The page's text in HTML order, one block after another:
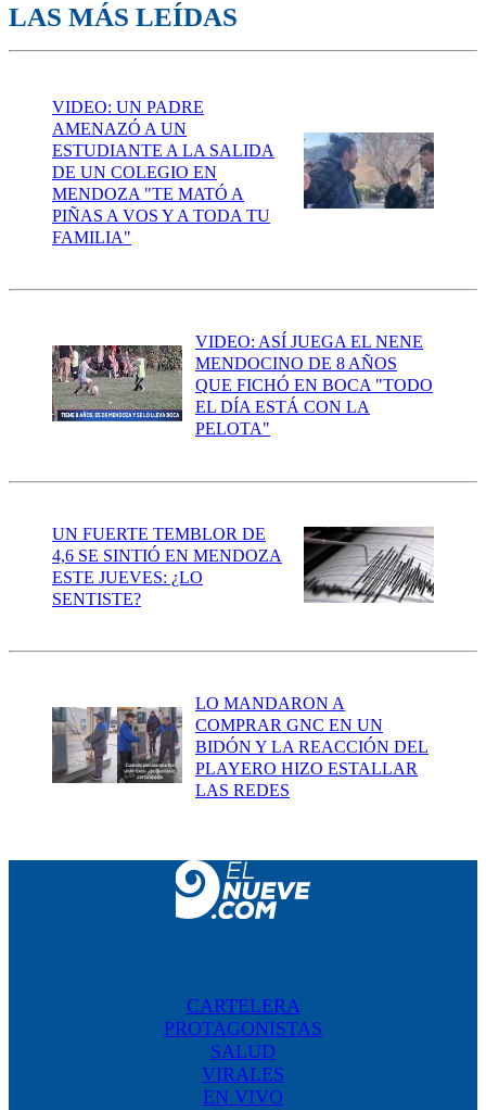
LAS MÁS LEÍDAS
VIDEO: UN PADRE
AMENAZÓ A UN
ESTUDIANTE A LA SALIDA
DE UN COLEGIO EN
MENDOZA "TE MATÓ A
PIÑAS A VOS Y A TODA TU
FAMILIA"
VIDEO: ASÍ JUEGA EL NENE
MENDOCINO DE 8 AÑOS
QUE FICHÓ EN BOCA "TODO
EL DÍA ESTÁ CON LA
PELOTA"
UN FUERTE TEMBLOR DE
4,6 SE SINTIÓ EN MENDOZA
ESTE JUEVES: ¿LO
SENTISTE?
LO MANDARON A
COMPRAR GNC EN UN
BIDÓN Y LA REACCIÓN DEL
PLAYERO HIZO ESTALLAR
LAS REDES
CARTELERA
PROTAGONISTAS
SALUD
VIRALES
EN VIVO